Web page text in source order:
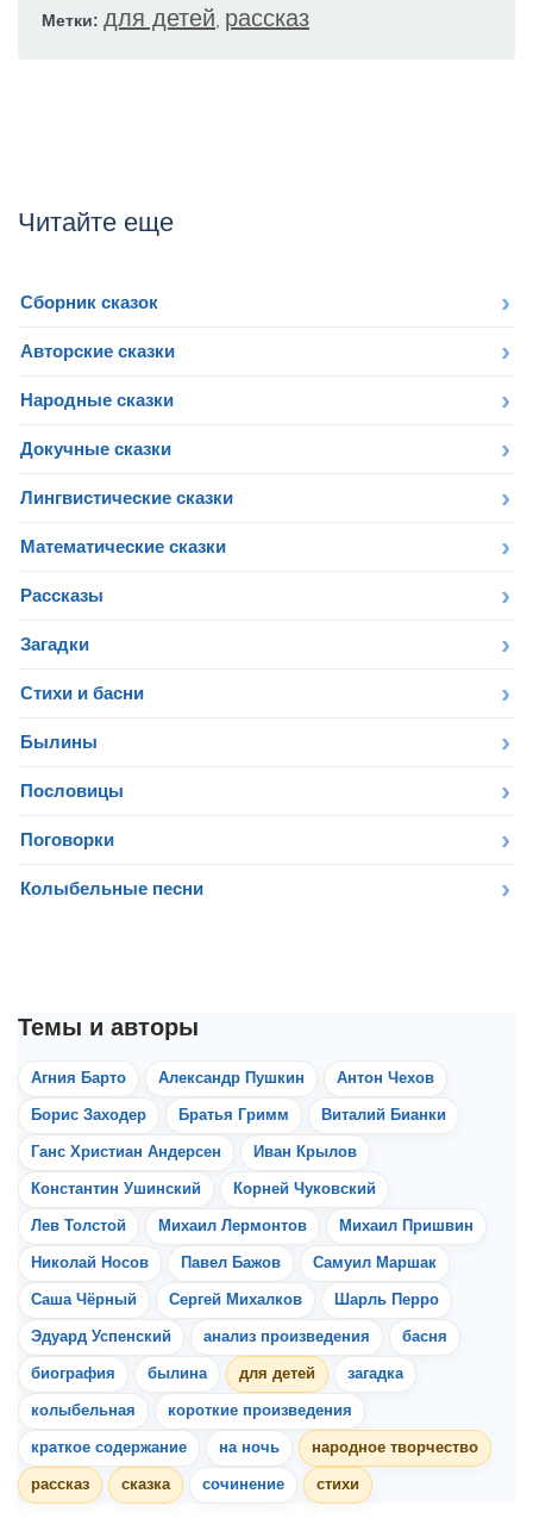
Метки: для детей рассказ
Читайте еще
Сборник сказок
Авторские сказки
Народные сказки
Докучные сказки
Лингвистические сказки
Математические сказки
Рассказы
Загадки
Стихи и басни
Былины
Пословицы
Поговорки
Колыбельные песни
Агния Барто Александр Пушкин Антон Чехов
Борис Заходер Братья Гримм Виталий Бианки
Ганс Христиан Андерсен Иван Крылов
Константин Ушинский Корней Чуковский
Лев Толстой Михаил Лермонтов Михаил Пришвин
Николай Носов Павел Бажов Самуил Маршак
Саша Чёрный Сергей Михалков Шарль Перро
Эдуард Успенский анализ произведения басня
биография былина для детей загадка
колыбельная короткие произведения
краткое содержание на ночь народное творчество
рассказ сказка сочинение стихи